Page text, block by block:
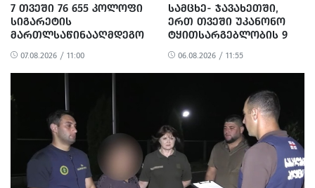
7 ᲗᲕᲔᲨᲘ 76 655 ᲙᲝᲚᲝᲤᲘ
ᲡᲘᲒᲐᲠᲔᲢᲘᲡ
ᲛᲐᲠᲗᲚᲡᲐᲬᲘᲜᲐᲐᲦᲛᲓᲔᲒᲝ
ᲨᲔᲜᲐᲮᲕᲐ-ᲠᲔᲐᲚᲘᲖᲐᲪᲘᲘᲡ
326 ᲤᲐᲥᲢᲘ ᲒᲐᲛᲝᲐᲕᲚᲘᲜᲔᲡ
07.08.2026 / 11:00
ᲡᲐᲛᲪᲮᲔ- ᲯᲐᲕᲐᲮᲔᲗᲨᲘ,
ᲔᲠᲗ ᲗᲕᲔᲨᲘ ᲣᲙᲐᲜᲝᲜᲝ
ᲢᲧᲘᲗᲡᲐᲠᲒᲔᲑᲚᲝᲑᲘᲡ 9
ᲤᲐᲥᲢᲘ ᲒᲐᲛᲝᲕᲚᲘᲜᲓᲐ
06.08.2026 / 11:55